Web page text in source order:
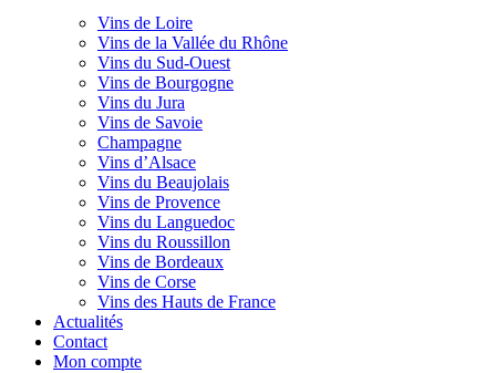
Vins de Loire
Vins de la Vallée du Rhône
Vins du Sud-Ouest
Vins de Bourgogne
Vins du Jura
Vins de Savoie
Champagne
Vins d’Alsace
Vins du Beaujolais
Vins de Provence
Vins du Languedoc
Vins du Roussillon
Vins de Bordeaux
Vins de Corse
Vins des Hauts de France
Actualités
Contact
Mon compte